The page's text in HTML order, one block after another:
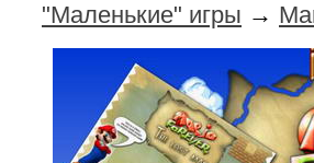
"Маленькие" игры →